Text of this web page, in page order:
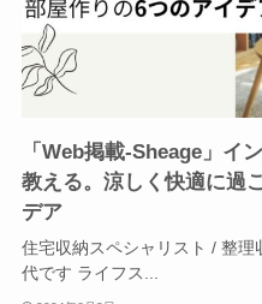
「Web掲載-Sheage」イ
教える。涼しく快適に過
デア
住宅収納スペシャリスト / 整
代です ライフス...